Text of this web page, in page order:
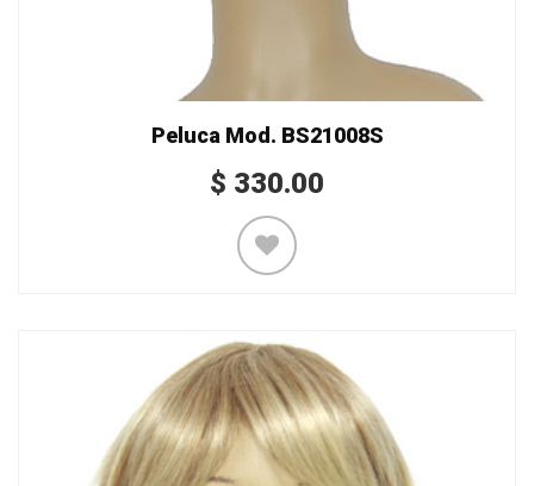
Peluca Mod. BS21008S
$ 330.00